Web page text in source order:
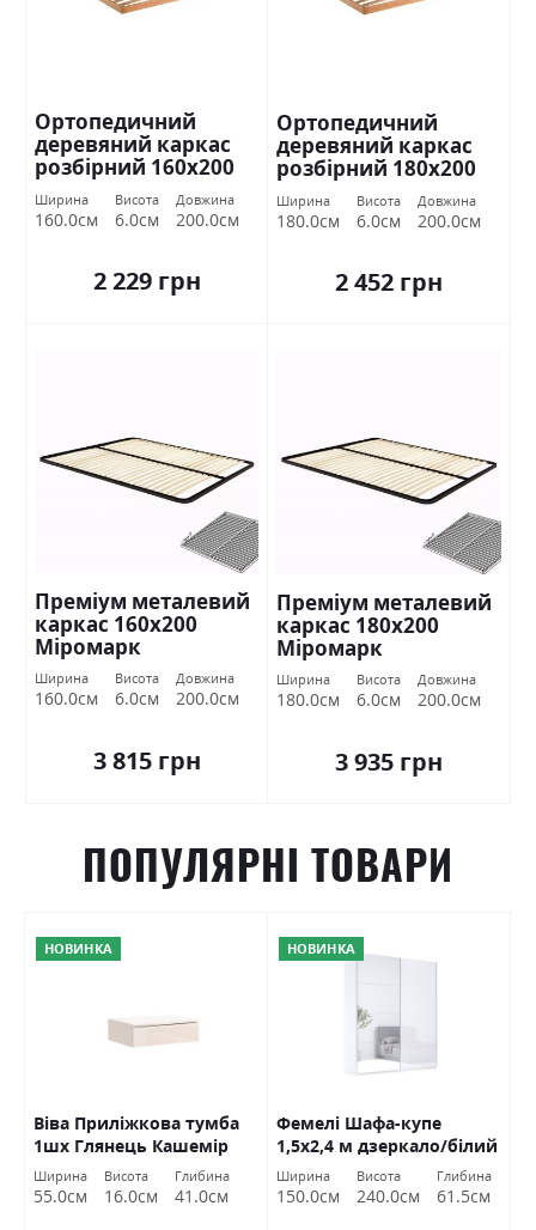
Ортопедичний
деревяний каркас
розбірний 160х200
Міромарк
Ширина
160.0см
Висота
6.0см
Довжина
200.0см
2 229 грн
Ортопедичний
деревяний каркас
розбірний 180х200
Міромарк
Ширина
180.0см
Висота
6.0см
Довжина
200.0см
2 452 грн
Преміум металевий
каркас 160х200
Міромарк
Ширина
160.0см
Висота
6.0см
Довжина
200.0см
3 815 грн
Преміум металевий
каркас 180х200
Міромарк
Ширина
180.0см
Висота
6.0см
Довжина
200.0см
3 935 грн
ПОПУЛЯРНІ ТОВАРИ
НОВИНКА
Віва Приліжкова тумба
1шх Глянець Кашемір
Міромарк
Ширина
55.0см
Висота
16.0см
Глибина
41.0см
НОВИНКА
Фемелі Шафа-купе
1,5х2,4 м дзеркало/білий
глянець Міромарк
Ширина
150.0см
Висота
240.0см
Глибина
61.5см